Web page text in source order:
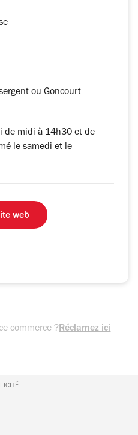
ou Goncourt
de midi à 14h30 et de
le samedi et le
web
commerce ?Réclamez ici